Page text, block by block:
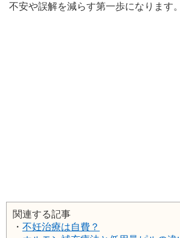
不安や誤解を減らす第一歩になります。
関連する記事
・ 不妊治療は自費？